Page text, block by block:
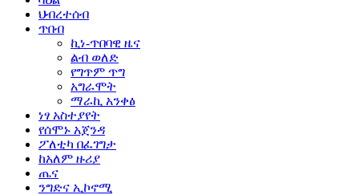
ህብረተሰብ
ጥበብ
ኪነ-ጥበባዊ ዜና
ልብ ወለድ
የግጥም ጥግ
አግራሞት
ማራኪ አንቀፅ
ነፃ አስተያየት
የሰሞኑ አጀንዳ
ፖለቲካ በፈገግታ
ከአለም ዙሪያ
ጤና
ንግድና ኢኮኖሚ